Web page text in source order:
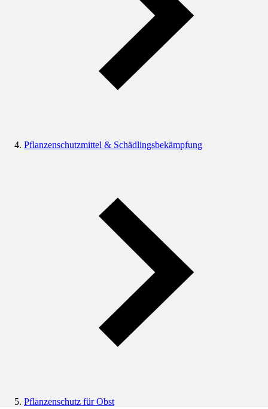
Pflanzenschutzmittel & Schädlingsbekämpfung
Pflanzenschutz für Obst